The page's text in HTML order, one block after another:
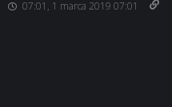
07:01, 1 marca 2019 07:01